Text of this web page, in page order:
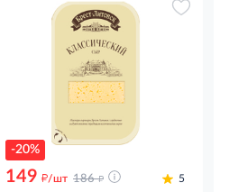
-20%
149 д/шт 186 д 5